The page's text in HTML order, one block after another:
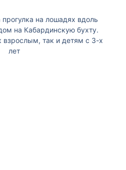
на лошадях вдоль
на Кабардинскую бухту.
взрослым, так и детям с 3-х
лет